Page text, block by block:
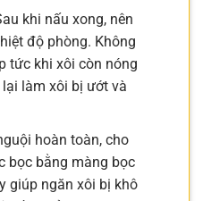
khi nấu xong, nên
độ phòng. Không
tức khi xôi còn nóng
làm xôi bị ướt và
hoàn toàn, cho
bọc bằng màng bọc
giúp ngăn xôi bị khô